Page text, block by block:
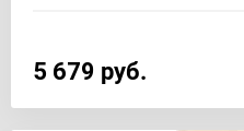
5 679 руб.